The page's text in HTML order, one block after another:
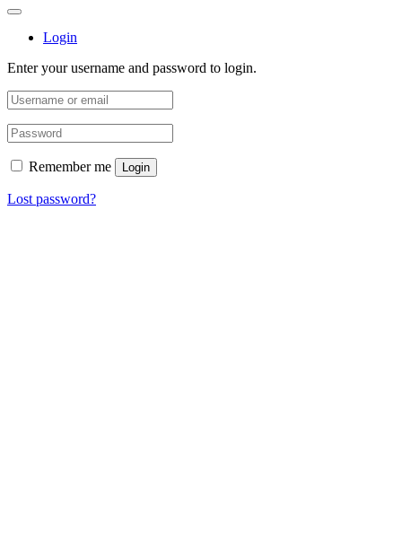
Login
Enter your username and password to login.
Remember me Login
Lost password?